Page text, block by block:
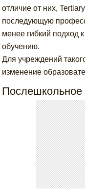
отличие от них,
последующую
менее гибкий подход
обучению.
Для учреждений
изменение
Послешкольное